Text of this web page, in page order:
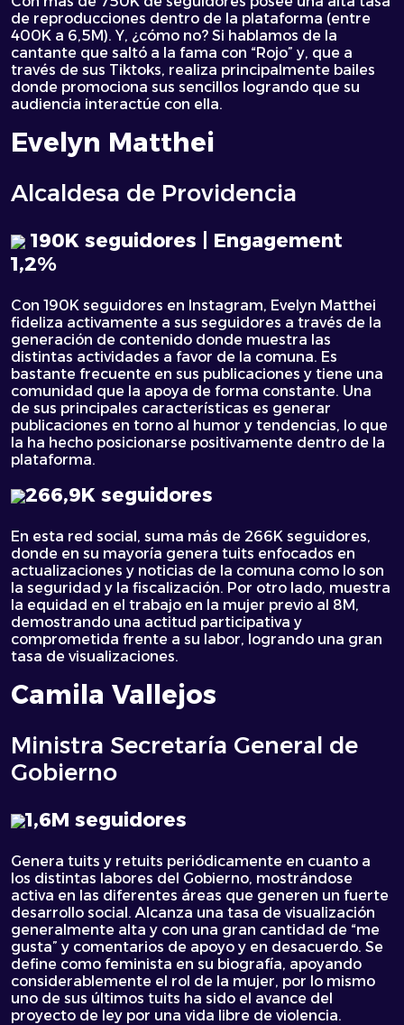
de reproducciones dentro de la plataforma (entre
400K a 6,5M). Y, ¿cómo no? Si hablamos de la
cantante que saltó a la fama con “Rojo” y, que a
través de sus Tiktoks, realiza principalmente bailes
donde promociona sus sencillos logrando que su
audiencia interactúe con ella.
Evelyn Matthei
Alcaldesa de Providencia
190K seguidores | Engagement
1,2%
Con 190K seguidores en Instagram, Evelyn Matthei
fideliza activamente a sus seguidores a través de la
generación de contenido donde muestra las
distintas actividades a favor de la comuna. Es
bastante frecuente en sus publicaciones y tiene una
comunidad que la apoya de forma constante. Una
de sus principales características es generar
publicaciones en torno al humor y tendencias, lo que
la ha hecho posicionarse positivamente dentro de la
plataforma.
266,9K seguidores
En esta red social, suma más de 266K seguidores,
donde en su mayoría genera tuits enfocados en
actualizaciones y noticias de la comuna como lo son
la seguridad y la fiscalización. Por otro lado, muestra
la equidad en el trabajo en la mujer previo al 8M,
demostrando una actitud participativa y
comprometida frente a su labor, logrando una gran
tasa de visualizaciones.
Camila Vallejos
Ministra Secretaría General de
Gobierno
1,6M seguidores
Genera tuits y retuits periódicamente en cuanto a
los distintas labores del Gobierno, mostrándose
activa en las diferentes áreas que generen un fuerte
desarrollo social. Alcanza una tasa de visualización
generalmente alta y con una gran cantidad de “me
gusta” y comentarios de apoyo y en desacuerdo. Se
define como feminista en su biografía, apoyando
considerablemente el rol de la mujer, por lo mismo
uno de sus últimos tuits ha sido el avance del
proyecto de ley por una vida libre de violencia.